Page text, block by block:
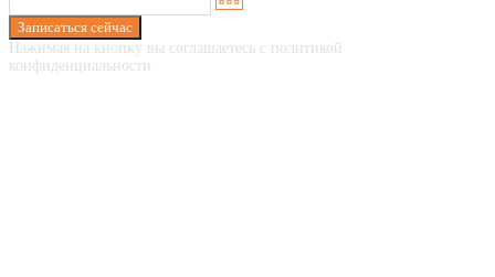
Записаться сейчас
Нажимая на кнопку вы соглашаетесь с политикой
конфиденциальности